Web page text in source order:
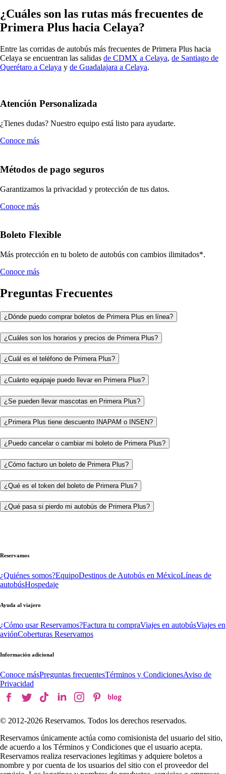
¿Cuáles son las rutas más frecuentes de
Primera Plus hacia Celaya?
Entre las corridas de autobús más frecuentes de Primera Plus hacia
Celaya se encuentran las salidas de CDMX a Celaya, de Santiago de
Querétaro a Celaya y de Guadalajara a Celaya.
Atención Personalizada
¿Tienes dudas? Nuestro equipo está listo para ayudarte.
Conoce más
Métodos de pago seguros
Garantizamos la privacidad y protección de tus datos.
Conoce más
Boleto Flexible
Más protección en tu boleto de autobús con cambios ilimitados*.
Conoce más
Preguntas Frecuentes
¿Dónde puedo comprar boletos de Primera Plus en línea?
¿Cuáles son los horarios y precios de Primera Plus?
¿Cuál es el teléfono de Primera Plus?
¿Cuánto equipaje puedo llevar en Primera Plus?
¿Se pueden llevar mascotas en Primera Plus?
¿Primera Plus tiene descuento INAPAM o INSEN?
¿Puedo cancelar o cambiar mi boleto de Primera Plus?
¿Cómo facturo un boleto de Primera Plus?
¿Qué es el token del boleto de Primera Plus?
¿Qué pasa si pierdo mi autobús de Primera Plus?
Reservamos
¿Quiénes somos?EquipoDestinos de Autobús en MéxicoLíneas de
autobúsHospedaje
Ayuda al viajero
¿Cómo usar Reservamos?Factura tu compraViajes en autobúsViajes en
aviónCoberturas Reservamos
Información adicional
Conoce másPreguntas frecuentesTérminos y CondicionesAviso de
Privacidad
© 2012-2026 Reservamos. Todos los derechos reservados.
Reservamos únicamente actúa como comisionista del usuario del sitio,
de acuerdo a los Términos y Condiciones que el usuario acepta.
Reservamos realiza reservaciones legítimas y adquiere boletos a
nombre y por cuenta de los usuarios del sitio con el proveedor del